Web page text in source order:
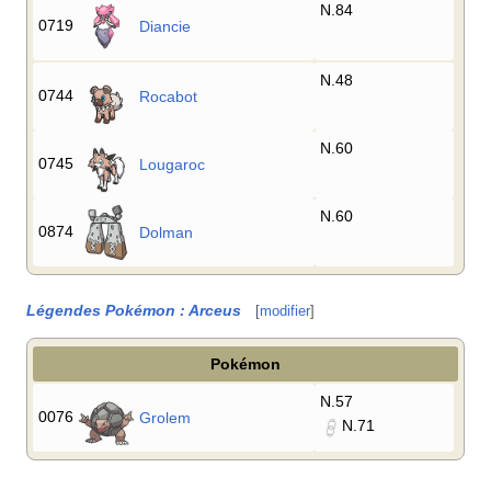
0719 Diancie
N.84
0744 Rocabot
N.48
0745 Lougaroc
N.60
0874 Dolman
N.60
Légendes Pokémon : Arceus [modifier]
Pokémon
0076 Grolem
N.57
N.71